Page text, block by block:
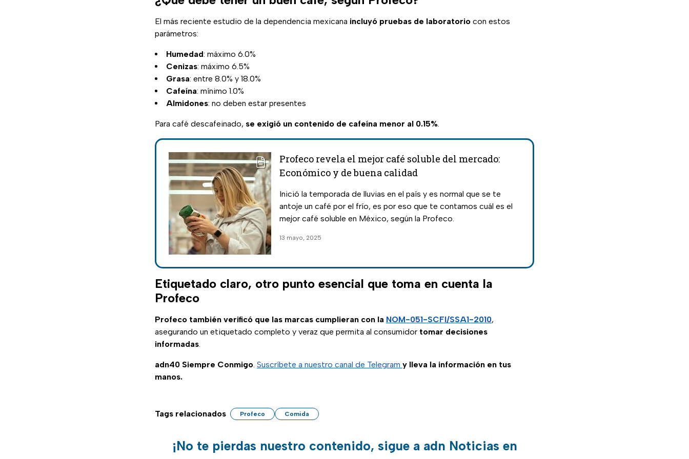
El más reciente estudio de la dependencia mexicana incluyó pruebas de laboratorio con estos
parámetros:
Humedad: máximo 6.0%
Cenizas: máximo 6.5%
Grasa: entre 8.0% y 18.0%
Cafeína: mínimo 1.0%
Almidones: no deben estar presentes
Para café descafeinado, se exigió un contenido de cafeína menor al 0.15%.
Profeco revela el mejor café soluble del mercado:
Económico y de buena calidad
Inició la temporada de lluvias en el país y es normal que se te
antoje un café por el frío, es por eso que te contamos cuál es el
mejor café soluble en México, según la Profeco.
13 mayo, 2025
Etiquetado claro, otro punto esencial que toma en cuenta la
Profeco
Profeco también verificó que las marcas cumplieran con la NOM-051-SCFI/SSA1-2010,
asegurando un etiquetado completo y veraz que permita al consumidor tomar decisiones
informadas.
adn40 Siempre Conmigo. Suscríbete a nuestro canal de Telegram y lleva la información en tus
manos.
Tags relacionados Profeco Comida
¡No te pierdas nuestro contenido, sigue a adn Noticias en